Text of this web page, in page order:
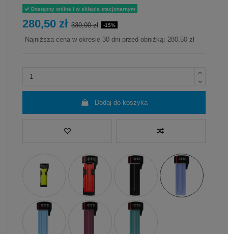
Dostępny online i w sklepie stacjonarnym
280,50 zł 330,00 zł -15%
Najniższa cena w okresie 30 dni przed obniżką: 280,50 zł
Dodaj do koszyka